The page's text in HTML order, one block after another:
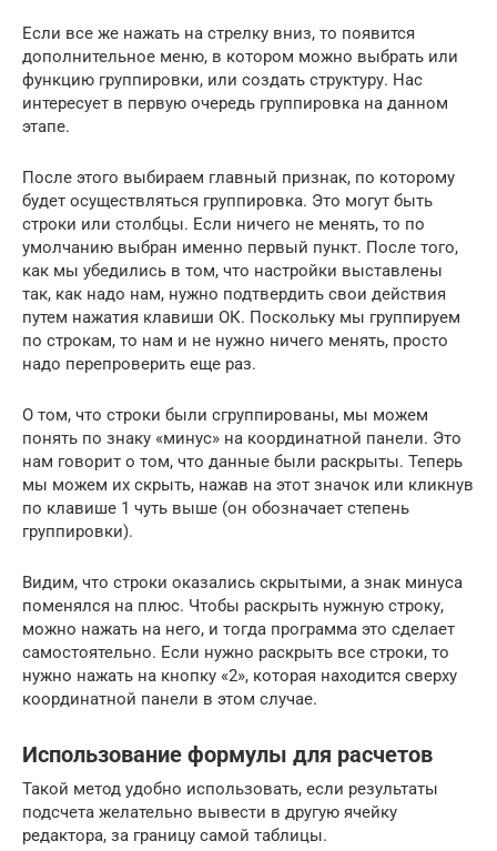
Если все же нажать на стрелку вниз, то появится
дополнительное меню, в котором можно выбрать или
функцию группировки, или создать структуру. Нас
интересует в первую очередь группировка на данном
этапе.
После этого выбираем главный признак, по которому
будет осуществляться группировка. Это могут быть
строки или столбцы. Если ничего не менять, то по
умолчанию выбран именно первый пункт. После того,
как мы убедились в том, что настройки выставлены
так, как надо нам, нужно подтвердить свои действия
путем нажатия клавиши ОК. Поскольку мы группируем
по строкам, то нам и не нужно ничего менять, просто
надо перепроверить еще раз.
О том, что строки были сгруппированы, мы можем
понять по знаку «минус» на координатной панели. Это
нам говорит о том, что данные были раскрыты. Теперь
мы можем их скрыть, нажав на этот значок или кликнув
по клавише 1 чуть выше (он обозначает степень
группировки).
Видим, что строки оказались скрытыми, а знак минуса
поменялся на плюс. Чтобы раскрыть нужную строку,
можно нажать на него, и тогда программа это сделает
самостоятельно. Если нужно раскрыть все строки, то
нужно нажать на кнопку «2», которая находится сверху
координатной панели в этом случае.
Использование формулы для расчетов
Такой метод удобно использовать, если результаты
подсчета желательно вывести в другую ячейку
редактора, за границу самой таблицы.